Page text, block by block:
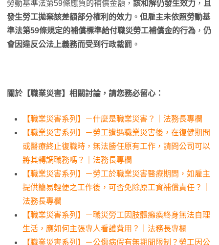
勞動基準法第59條應負的補償金額， 該和解仍發生效力 ，
且
發生勞工拋棄該差額部分權利的效力 。 但雇主未依照勞動基
準法第59條規定的補償標準給付職災勞工補償金的行為 ， 仍
會因違反公法上義務而受到行政裁罰 。
關於【職業災害】相關討論，請您務必留心：
【職業災害系列】－什麼是職業災害？｜法務長專欄
【職業災害系列】－勞工遭遇職業災害後，在復健期間
或醫療終止復職時，無法勝任原有工作，請問公司可以
將其轉調職務嗎？｜法務長專欄
【職業災害系列】－勞工於職業災害醫療期間，如雇主
提供簡易輕便之工作後，可否免除原工資補償責任？｜
法務長專欄
【職業災害系列】－職災勞工因肢體癱瘓終身無法自理
生活，應如何主張專人看護費用？｜法務長專欄
【職業災害系列】－公傷病假有無期間限制？勞工因公